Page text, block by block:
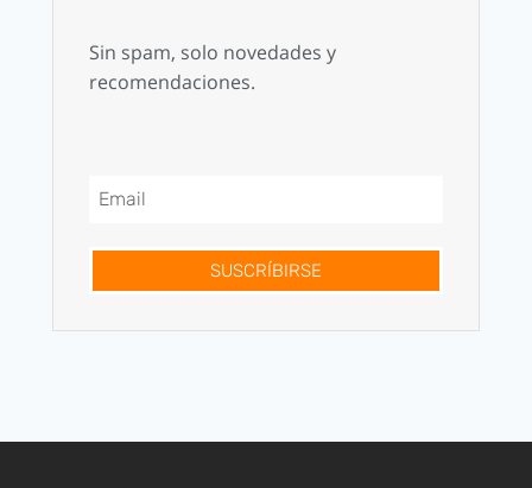
Sin spam, solo novedades y
recomendaciones.
SUSCRÍBIRSE